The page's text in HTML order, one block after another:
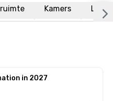
Kamers
in 2027